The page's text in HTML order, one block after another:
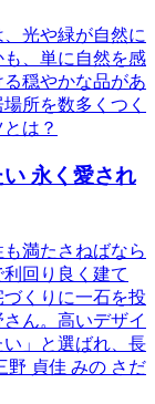
光や緑が自然に
、単に自然を感
穏やかな品があ
所を数多くつく
は？
永く愛され
満たさねばなら
回り良く建て
くりに一石を投
ん。高いデザイ
」と選ばれ、長
野 貞佳 みの さだ